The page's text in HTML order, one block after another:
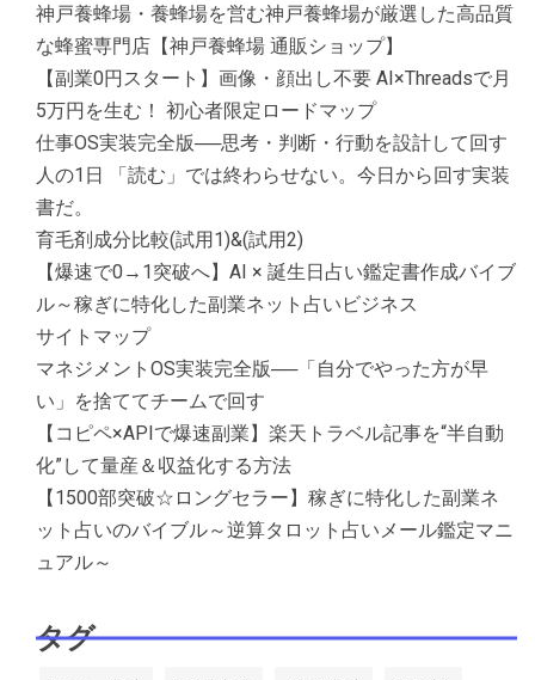
神戸養蜂場・養蜂場を営む神戸養蜂場が厳選した高品質
な蜂蜜専門店【神戸養蜂場 通販ショップ】
【副業0円スタート】画像・顔出し不要 AI×Threadsで月
5万円を生む！ 初心者限定ロードマップ
仕事OS実装完全版──思考・判断・行動を設計して回す
人の1日 「読む」では終わらせない。今日から回す実装
書だ。
育毛剤成分比較(試用1)&(試用2)
【爆速で0→1突破へ】AI × 誕生日占い鑑定書作成バイブ
ル～稼ぎに特化した副業ネット占いビジネス
サイトマップ
マネジメントOS実装完全版──「自分でやった方が早
い」を捨ててチームで回す
【コピペ×APIで爆速副業】楽天トラベル記事を“半自動
化”して量産＆収益化する方法
【1500部突破☆ロングセラー】稼ぎに特化した副業ネ
ット占いのバイブル～逆算タロット占いメール鑑定マニ
ュアル～
タグ